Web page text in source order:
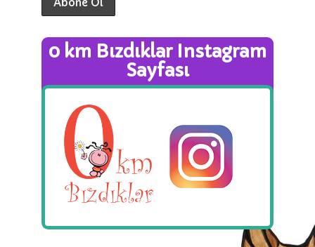
0 km Bızdıklar Instagram
Sayfası